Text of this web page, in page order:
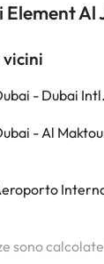
Element Al
- Dubai
- Al
sono